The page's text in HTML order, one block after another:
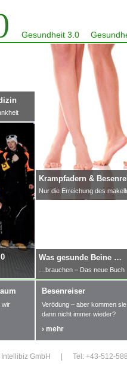
Gesundheit 3.0
Krampfadern &
Nur die Erreichung des
Was gesunde Beine …
…brauchen – Das neue Buch
wir
Besenreiser
Verödung – aber kommen sie
dann nicht immer wieder?
› mehr
GmbH Tel: +43-512-